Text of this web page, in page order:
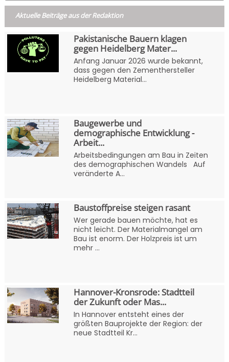
Aktuelle Beiträge aus der Redaktion
Pakistanische Bauern klagen
gegen Heidelberg Mater...
Anfang Januar 2026 wurde bekannt,
dass gegen den Zementhersteller
Heidelberg Material...
Baugewerbe und
demographische Entwicklung -
Arbeit...
Arbeitsbedingungen am Bau in Zeiten
des demographischen Wandels Auf
veränderte A...
Baustoffpreise steigen rasant
Wer gerade bauen möchte, hat es
nicht leicht. Der Materialmangel am
Bau ist enorm. Der Holzpreis ist um
mehr ...
Hannover-Kronsrode: Stadtteil
der Zukunft oder Mas...
In Hannover entsteht eines der
größten Bauprojekte der Region: der
neue Stadtteil Kr...